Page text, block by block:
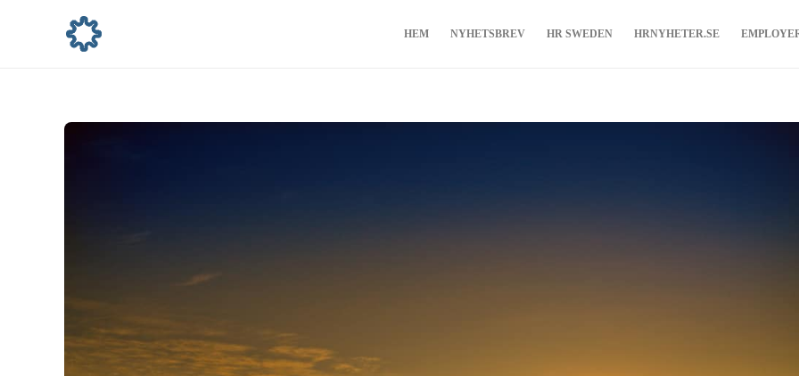
HEM NYHETSBREV HR SWEDEN HRNYHETER.SE